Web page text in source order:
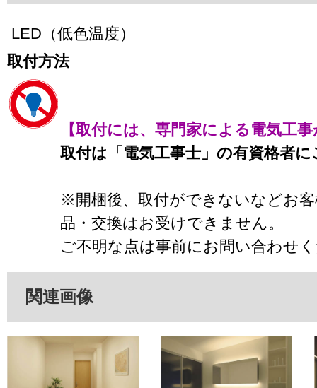
LED（低色温度）
取付方法
【取付には、専門家による電気工
取付は「電気工事士」の有資格者
※開梱後、取付ができないなどお
品・交換はお受けできません。
ご不明な点は事前にお問い合わせ
関連画像